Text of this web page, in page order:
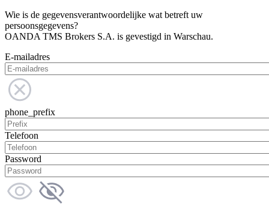
Wie is de gegevensverantwoordelijke wat betreft uw
persoonsgegevens?
OANDA TMS Brokers S.A. is gevestigd in Warschau.
E-mailadres
phone_prefix
Telefoon
Password